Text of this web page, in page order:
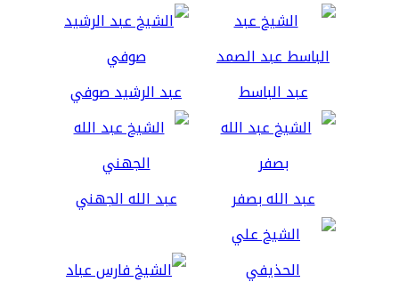
عبد الباسط عبد الرشيد صوفي
عبد الله بصفر عبد الله الجهني